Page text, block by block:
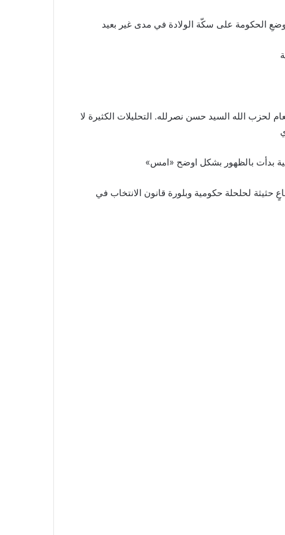
الحكومة على سكّة الولادة في مدى غير بعيد
لحزب الله السيد حسن نصرلله. التحليلات الكثيرة لا
بدأت بالظهور بشكل اوضح «امس»
حثيثة لحلحلة حكومية وبلورة قانون الانتخاب في